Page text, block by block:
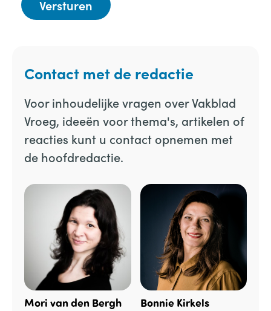
Contact met de redactie
Voor inhoudelijke vragen over Vakblad
Vroeg, ideeën voor thema's, artikelen of
reacties kunt u contact opnemen met
de hoofdredactie.
Mori van den Bergh Bonnie Kirkels